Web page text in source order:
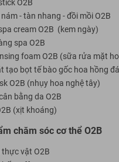
O2B
- tàn nhang - đồi mồi O2B
cream O2B (kem ngày)
spa O2B
foam O2B (sữa rửa mặt
tạo bọt tế bào gốc hoa hồng
O2B (nhụy hoa nghệ tây)
bằng da O2B
(xịt khoáng)
chăm sóc cơ thể O2B
thực vật O2B